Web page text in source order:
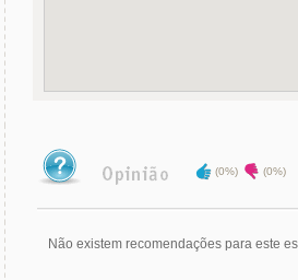
(0%) (0%)
Não existem recomendações para este